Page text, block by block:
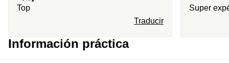
Top
Traducir
Super
Información práctica